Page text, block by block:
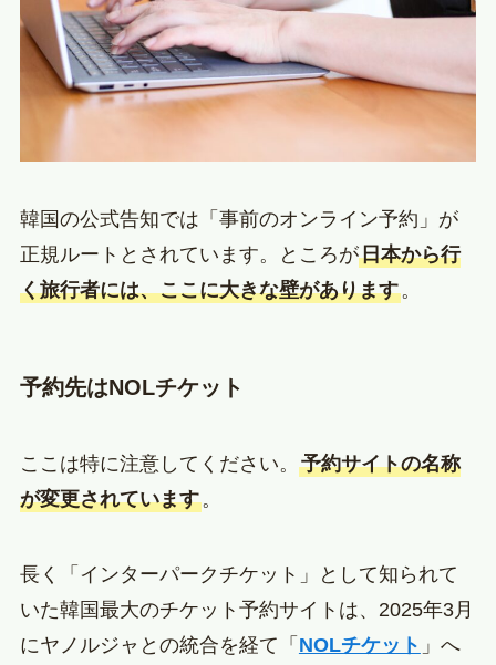
韓国の公式告知では「事前のオンライン予約」が
正規ルートとされています。ところが日本から行
く旅行者には、ここに大きな壁があります。
予約先はNOLチケット
ここは特に注意してください。 予約サイトの名称
が変更されています。
長く「インターパークチケット」として知られて
いた韓国最大のチケット予約サイトは、2025年3月
にヤノルジャとの統合を経て「 NOLチケット 」へ